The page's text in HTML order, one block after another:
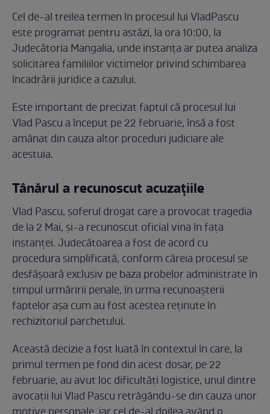
Cel de-al treilea termen în procesul lui VladPascu
este programat pentru astăzi, la ora 10:00, la
Judecătoria Mangalia, unde instanța ar putea analiza
solicitarea familiilor victimelor privind schimbarea
încadrării juridice a cazului.
Este important de precizat faptul că procesul lui
Vlad Pascu a început pe 22 februarie, însă a fost
amânat din cauza altor proceduri judiciare ale
acestuia.
Tânărul a recunoscut acuzațiile
Vlad Pascu, șoferul drogat care a provocat tragedia
de la 2 Mai, și-a recunoscut oficial vina în fața
instanței. Judecătoarea a fost de acord cu
procedura simplificată, conform căreia procesul se
desfășoară exclusiv pe baza probelor administrate în
timpul urmăririi penale, în urma recunoașterii
faptelor așa cum au fost acestea reținute în
rechizitoriul parchetului.
Această decizie a fost luată în contextul în care, la
primul termen pe fond din acest dosar, pe 22
februarie, au avut loc dificultăți logistice, unul dintre
avocații lui Vlad Pascu retrăgându-se din cauza unor